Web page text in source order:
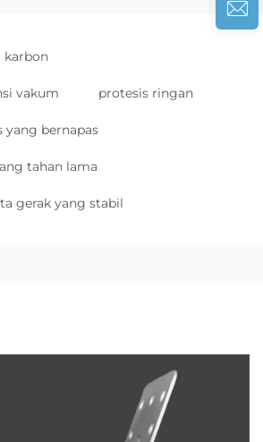
karbon
vakum protesis ringan
yang bernapas
tahan lama
gerak yang stabil